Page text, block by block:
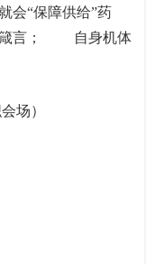
会“保障供给”药
箴言； 自身机体
场）